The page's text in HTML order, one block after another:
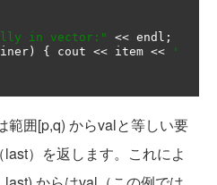
in vector:" << endl ;
) { cout << item <<
'
範囲[p,q) からvalと等しい要
）を返します。これによ